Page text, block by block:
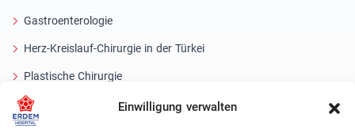
Einwilligung verwalten
Gastroenterologie
Herz-Kreislauf-Chirurgie in der Türkei
Plastische Chirurgie
Haartransplantationsbehandlungen